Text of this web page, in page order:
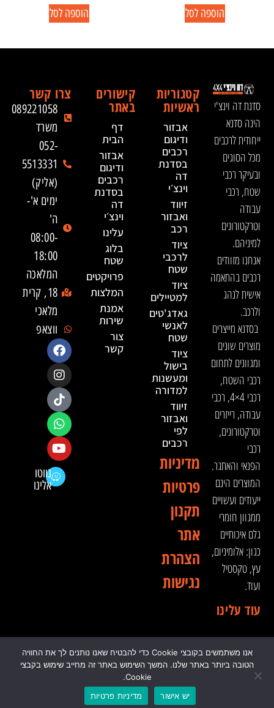
הוספה לסל הוספה לסל
סדנת דה וינצ'י
הינה סדנא
ייחודית לרכבים
מכל הסוגים
ובעיקר רכבי
שטח, רכבי
עבודה
וטרקטורונים
למיניהם.
אנחנו מזוודים
רכבים בהתאמה
אישית לנהג
ולרכב.
בסדנא מייצרים
מוצרים שונים
ומגוונים לתחום
רכבי השטח,
רכבי 4×4, רכבי
עבודה, רייזרים
וטרקטורונים,
רכבי
הפנאי והאתגר.
המוצרים הינם
ייעודים ועשויים
ממגוון חומרי
גלם איכותיים
כגון: אלומיניום,
עץ, טקסטיל
ועוד.
עוד עלינו
קטגוריות
ראשיות
אבזור
ודיגום
רכבים
בסדנת
דה
וינצ׳י
זיווד
ואבזור
רכב
ציוד
לרכבי
שטח
ציוד
למטיילים
גאדג'טים
לאנשי
שטח
ציוד
בישול
ומעשנות
למדורה
זיווד
ואבזור
לפי
רכבים
מדיניות
פרטיות
תקנון
אתר
הצהרת
נגישות
קישורים
באתר
דף
הבית
אבזור
ודיגום
רכבים
בסדנת
דה
וינצ׳י
עלינו
בלוג
שטח
פרויקטים
המלצות
אמנת
שירות
צור
קשר
צרו קשר
089221058
משרד
052-
5513331
(אליק)
ימים א'-
ה'
08:00-
18:00
המלאכה
18, קרית
מלאכי
ווצאפ
נווטו
אלינו
© 2024 כל הזכויות שמורות לדה וינצ'י - הסדנא לאבזור
רכבי שטח
אנו משתמשים בקובצי Cookie כדי להבטיח שאנו נותנים לך את החוויה
הטובה ביותר באתר שלנו. המשך השימוש באתר זה מחייב שימוש בקבצי
Cookie.
יש אישור
מדיניות פרטיות